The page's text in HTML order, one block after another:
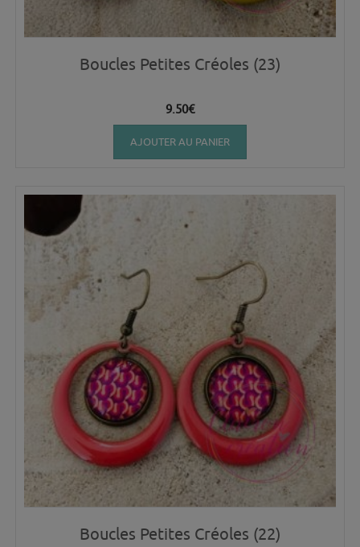
Boucles Petites Créoles (23)
9.50€
AJOUTER AU PANIER
Boucles Petites Créoles (22)